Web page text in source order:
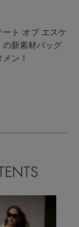
ート オブ エスケ
の新素材バッグ
ン！